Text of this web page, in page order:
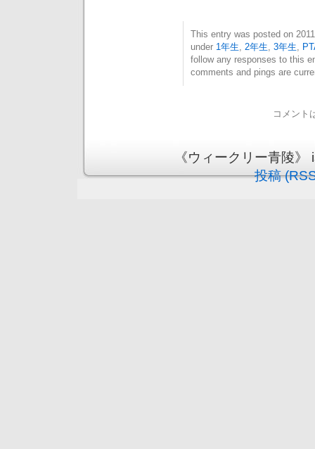
This entry was posted on
under 1年生 2年生 3年生
follow any responses to this
comments and pings are
コメント
《ウィークリー青陵
投稿